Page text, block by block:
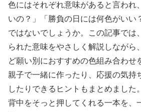
色にはそれぞれ意味があると言われ
いの？」「勝負の日には何色がいい
ではないでしょうか。この記事では
られた意味をやさしく解説しながら
ど願い別におすすめの色組み合わせ
親子で一緒に作ったり、応援の気持
したりできるヒントもまとめました
背中をそっと押してくれる一本を、